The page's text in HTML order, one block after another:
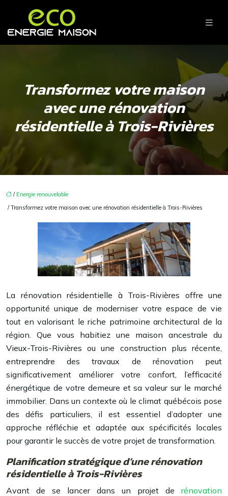
Transformez votre maison
avec une rénovation
résidentielle à Trois-Rivières
/ Energie renouvelable
/ Transformez votre maison avec une rénovation résidentielle à Trois-Rivières
La rénovation résidentielle à Trois-Rivières offre une
opportunité unique de moderniser votre espace de vie
tout en valorisant le riche patrimoine architectural de la
région. Que vous habitiez une maison ancestrale du
Vieux-Trois-Rivières ou une construction plus récente,
entreprendre des travaux de rénovation peut
significativement améliorer votre confort, l’efficacité
énergétique de votre demeure et sa valeur sur le marché
immobilier. Dans un contexte où le climat québécois pose
des défis particuliers, il est essentiel d’adopter une
approche réfléchie et adaptée aux spécificités locales
pour garantir le succès de votre projet de transformation.
Planification stratégique d’une rénovation
résidentielle à Trois-Rivières
Avant de se lancer dans un projet de rénovation